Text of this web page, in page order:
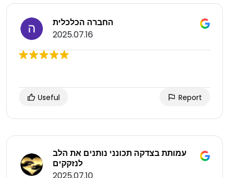
החברה הכלכלית
2025.07.16
Useful Report
עמותת בצדקה תכונני נותנים את הלב
לנזקקים